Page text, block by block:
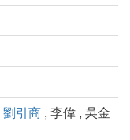
劉引商 , 李偉 , 吳金